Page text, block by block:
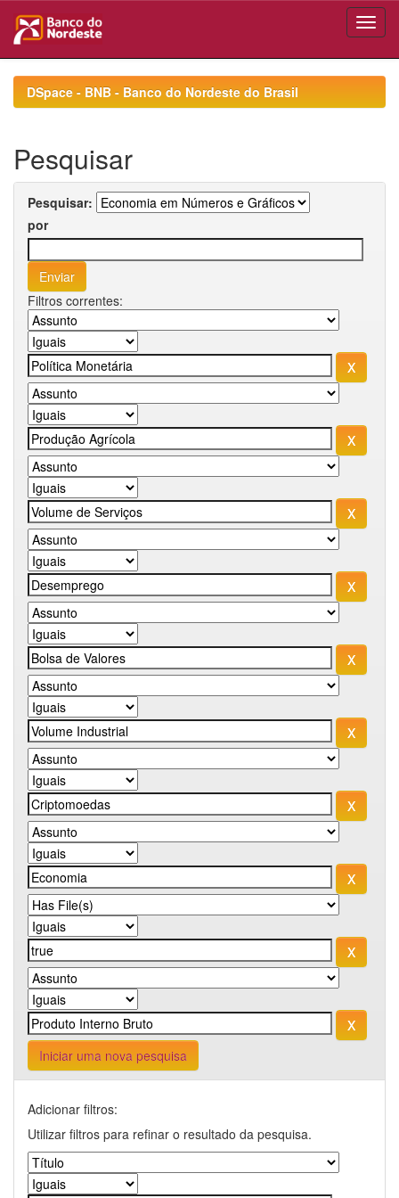
navigationDSpace - BNB - Banco do Nordeste do Brasil
Pesquisar
Pesquisar:
por
Filtros correntes:
Iniciar uma nova pesquisa
Adicionar filtros:
Utilizar filtros para refinar o resultado da pesquisa.